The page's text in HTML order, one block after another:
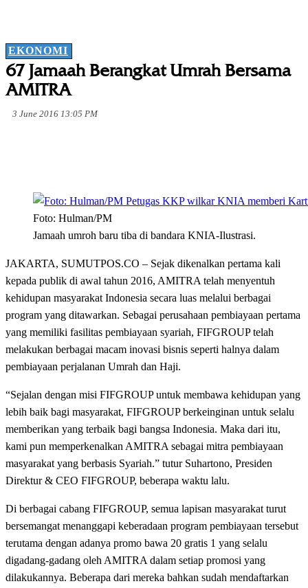
EKONOMI
67 Jamaah Berangkat Umrah Bersama
AMITRA
3 June 2016 13:05 PM
Foto: Hulman/PM
Jamaah umroh baru tiba di bandara KNIA-Ilustrasi.
JAKARTA, SUMUTPOS.CO – Sejak dikenalkan pertama kali
kepada publik di awal tahun 2016, AMITRA telah menyentuh
kehidupan masyarakat Indonesia secara luas melalui berbagai
program yang ditawarkan. Sebagai perusahaan pembiayaan pertama
yang memiliki fasilitas pembiayaan syariah, FIFGROUP telah
melakukan berbagai macam inovasi bisnis seperti halnya dalam
pembiayaan perjalanan Umrah dan Haji.
“Sejalan dengan misi FIFGROUP untuk membawa kehidupan yang
lebih baik bagi masyarakat, FIFGROUP berkeinginan untuk selalu
memberikan yang terbaik bagi bangsa Indonesia. Maka dari itu,
kami pun memperkenalkan AMITRA sebagai mitra pembiayaan
masyarakat yang berbasis Syariah.” tutur Suhartono, Presiden
Direktur & CEO FIFGROUP, beberapa waktu lalu.
Di berbagai cabang FIFGROUP, semua lapisan masyarakat turut
bersemangat menanggapi keberadaan program pembiayaan tersebut
terutama dengan adanya promo bawa 20 gratis 1 yang selalu
digadang-gadang oleh AMITRA dalam setiap promosi yang
dilakukannya. Beberapa dari mereka bahkan sudah mendaftarkan